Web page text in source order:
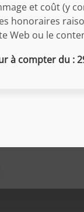
et coût (y
honoraires
Web ou le
à compter du :